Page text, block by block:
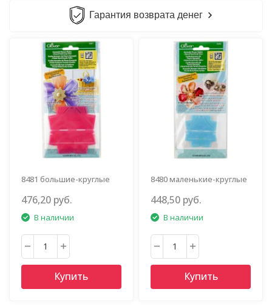
Гарантия возврата денег
8481 большие-круглые
476,20 руб.
В наличии
Купить
8480 маленькие-круглые
448,50 руб.
В наличии
Купить